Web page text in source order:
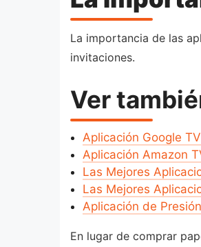
La importancia de las
invitaciones.
Ver
Aplicación Google TV
Aplicación Amazon
Las Mejores
Las Mejores
Aplicación de
En lugar de comprar